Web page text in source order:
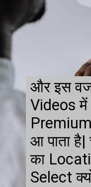
और इस
Videos
आ पाता
का
Select